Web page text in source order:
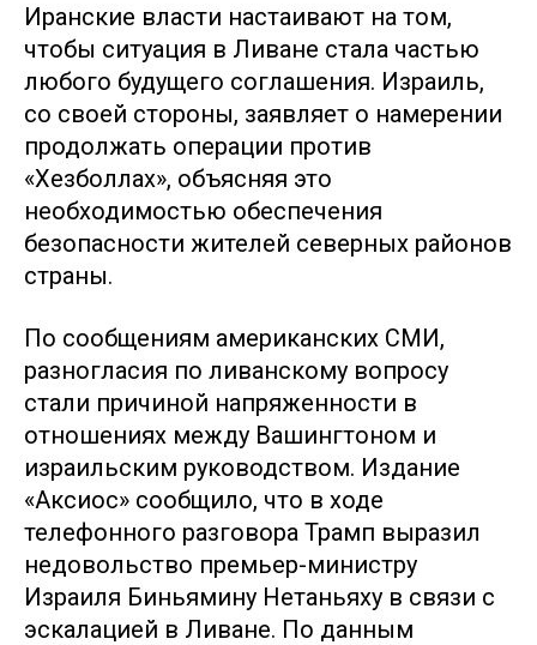
Иранские власти настаивают на том,
чтобы ситуация в Ливане стала частью
любого будущего соглашения. Израиль,
со своей стороны, заявляет о намерении
продолжать операции против
«Хезболлах», объясняя это
необходимостью обеспечения
безопасности жителей северных районов
страны.
По сообщениям американских СМИ,
разногласия по ливанскому вопросу
стали причиной напряженности в
отношениях между Вашингтоном и
израильским руководством. Издание
«Аксиос» сообщило, что в ходе
телефонного разговора Трамп выразил
недовольство премьер-министру
Израиля Биньямину Нетаньяху в связи с
эскалацией в Ливане. По данным